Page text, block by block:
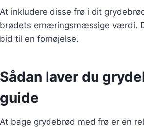
At inkludere disse frø i dit
brødets ernæringsmæssige værdi.
bid til en fornøjelse.
Sådan laver du
guide
At bage grydebrød med frø er en